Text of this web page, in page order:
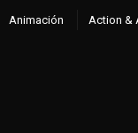
Animación Action &